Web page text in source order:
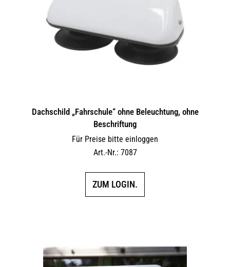
Dachschild „Fahrschule“ ohne Beleuchtung, ohne
Beschriftung
Für Preise bitte einloggen
Art.-Nr.: 7087
ZUM LOGIN.